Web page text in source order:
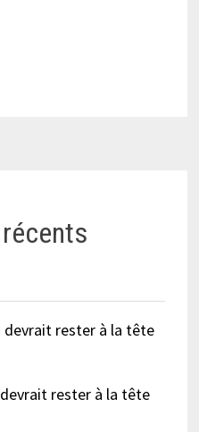
devrait rester à la tête
rester à la tête